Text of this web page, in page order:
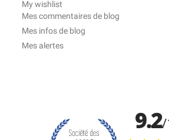
My wishlist
Mes commentaires de blog
Mes infos de blog
Mes alertes